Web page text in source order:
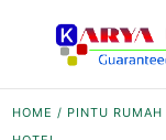
HOME / PINTU RUMAH